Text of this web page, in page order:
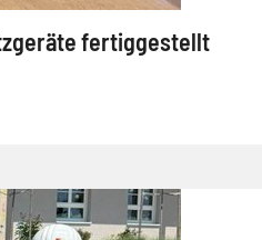
fertiggestellt